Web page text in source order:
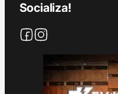
Socializa!